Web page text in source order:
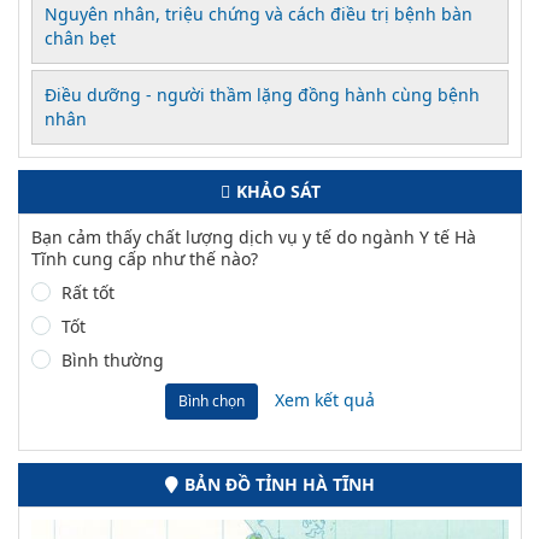
Nguyên nhân, triệu chứng và cách điều trị bệnh bàn
chân bẹt
Điều dưỡng - người thầm lặng đồng hành cùng bệnh
nhân
KHẢO SÁT
Bạn cảm thấy chất lượng dịch vụ y tế do ngành Y tế Hà
Tĩnh cung cấp như thế nào?
Rất tốt
Tốt
Bình thường
Bình chọn Xem kết quả
BẢN ĐỒ TỈNH HÀ TĨNH